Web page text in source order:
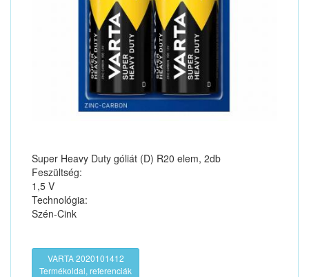
Super Heavy Duty góliát (D) R20 elem, 2db
Feszültség:
1,5 V
Technológia:
Szén-Cink
VARTA 2020101412
Termékoldal, referenciák